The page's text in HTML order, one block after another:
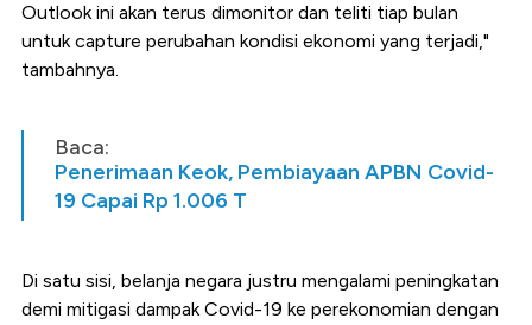
Outlook ini akan terus dimonitor dan teliti tiap bulan
untuk capture perubahan kondisi ekonomi yang terjadi,"
tambahnya.
Baca:
Penerimaan Keok, Pembiayaan APBN Covid-
19 Capai Rp 1.006 T
Di satu sisi, belanja negara justru mengalami peningkatan
demi mitigasi dampak Covid-19 ke perekonomian dengan